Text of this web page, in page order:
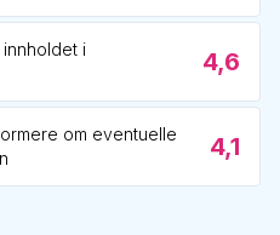
i
4,6
om eventuelle
4,1